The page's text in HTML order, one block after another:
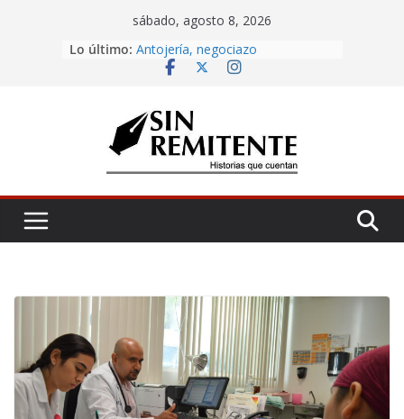
sábado, agosto 8, 2026
Lo último: Amor eterno
Antojería, negociazo
Misa de 12